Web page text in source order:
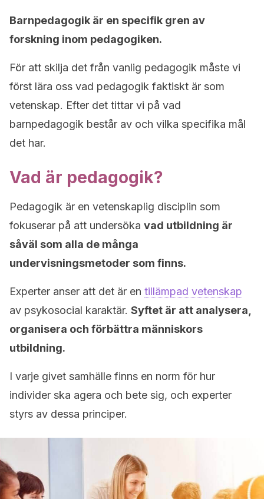
Barnpedagogik är en specifik gren av
forskning inom pedagogiken.
För att skilja det från vanlig pedagogik måste vi
först lära oss vad pedagogik faktiskt är som
vetenskap. Efter det tittar vi på vad
barnpedagogik består av och vilka specifika mål
det har.
Vad är pedagogik?
Pedagogik är en vetenskaplig disciplin som
fokuserar på att undersöka vad utbildning är
såväl som alla de många
undervisningsmetoder som finns.
Experter anser att det är en tillämpad vetenskap
av psykosocial karaktär. Syftet är att analysera,
organisera och förbättra människors
utbildning.
I varje givet samhälle finns en norm för hur
individer ska agera och bete sig, och experter
styrs av dessa principer.